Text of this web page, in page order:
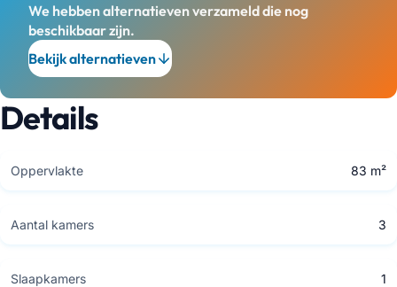
We hebben alternatieven verzameld die nog
beschikbaar zijn.
Bekijk alternatieven
Details
Oppervlakte 83 m²
Aantal kamers 3
Slaapkamers 1